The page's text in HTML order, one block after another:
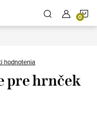
hodnotenia
pre hrnček